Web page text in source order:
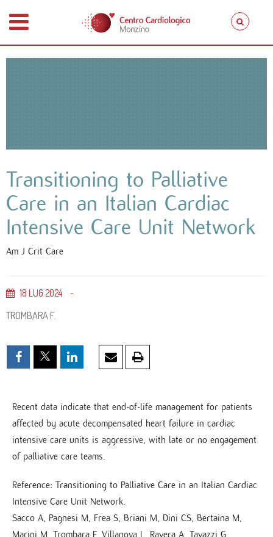
Transitioning to Palliative
Care in an Italian Cardiac
Intensive Care Unit Network
Am J Crit Care
18 LUG 2024
TROMBARA F.
Recent data indicate that end-of-life management for patients
affected by acute decompensated heart failure in cardiac
intensive care units is aggressive, with late or no engagement
of palliative care teams.
Reference: Transitioning to Palliative Care in an Italian Cardiac
Intensive Care Unit Network.
Sacco A, Pagnesi M, Frea S, Briani M, Dini CS, Bertaina M,
Marini M, Trombara F, Villanova L, Ravera A, Tavazzi G,